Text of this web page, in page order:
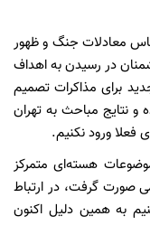
معادلات جنگ و ظهور
در رسیدن به اهداف
برای مذاکرات تصمیم
نتایج مباحث به تهران
ورود نکنیم.
هسته‌ای متمرکز
صورت گرفت، در ارتباط
به همین دلیل اکنون